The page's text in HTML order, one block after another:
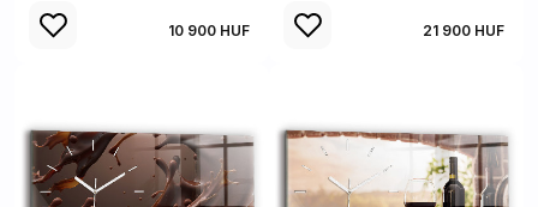
10 900 HUF 21 900 HUF